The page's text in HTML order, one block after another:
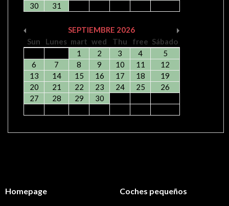
30
31
SEPTIEMBRE 2026
Sun
Lunes mart wed Thu free Sábado
1
2 3 4
5
6
7 8 9 10 11
12
13
14 15 16 17 18
19
20
21 22 23 24 25
26
27
28 29 30
Homepage Coches pequeños